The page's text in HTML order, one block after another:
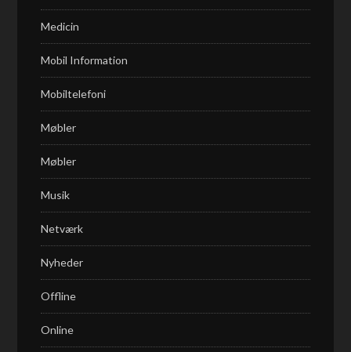
Medicin
Mobil Information
Mobiltelefoni
Møbler
Møbler
Musik
Netværk
Nyheder
Offline
Online